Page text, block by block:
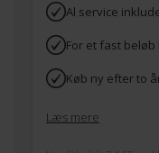
Al service
For et fast
Køb ny efter to
Læs mere